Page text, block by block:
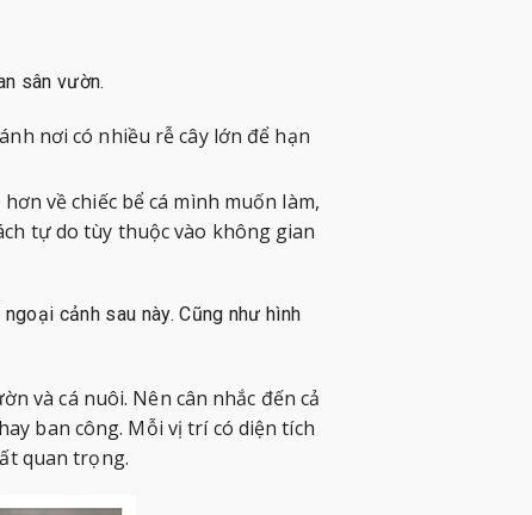
sân vườn.
nơi có nhiều rễ cây lớn để hạn
về chiếc bể cá mình muốn làm,
tự do tùy thuộc vào không gian
cảnh sau này. Cũng như hình
và cá nuôi. Nên cân nhắc đến cả
ban công. Mỗi vị trí có diện tích
quan trọng.